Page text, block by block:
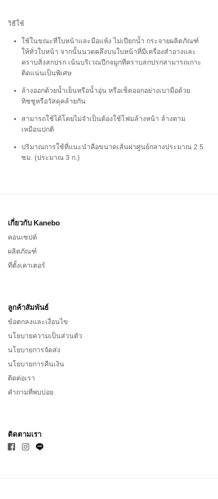
วิธีใช้
ใช้ในขณะที่ใบหน้าและมือแห้ง ไม่เปียกน้ำ กระจายผลิตภัณฑ์
ให้ทั่วใบหน้า จากนั้นนวดคลึงบนใบหน้าที่มีเครื่องสำอางและ
คราบสิ่งสกปรก เน้นบริเวณปีกจมูกที่คราบสกปรกสามารถเกาะ
ติดแน่นเป็นพิเศษ
ล้างออกด้วยน้ำเย็นหรือน้ำอุ่น หรือเช็ดออกอย่างเบามือด้วย
ทิชชูหรือวัสดุคล้ายกัน
สามารถใช้ได้โดยไม่จำเป็นต้องใช้โฟมล้างหน้า ล้างตาม
เหมือนปกติ
ปริมาณการใช้ที่แนะนำคือขนาดเส้นผ่าศูนย์กลางประมาณ 2.5
ซม. (ประมาณ 3 ก.)
เกี่ยวกับ Kanebo
คอนเซปต์
ผลิตภัณฑ์
ที่ตั้งเคาเตอร์
ลูกค้าสัมพันธ์
ข้อตกลงและเงื่อนไข
นโยบายความเป็นส่วนตัว
นโยบายการจัดส่ง
นโยบายการคืนเงิน
ติดต่อเรา
คำถามที่พบบ่อย
ติดตามเรา